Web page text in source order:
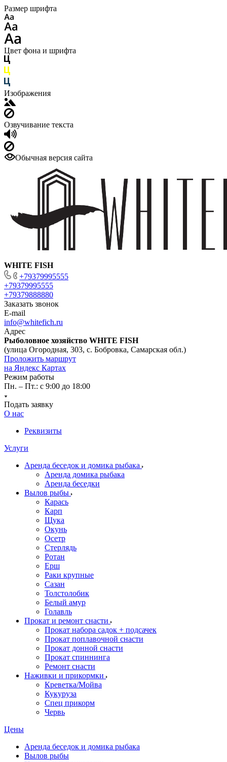
Размер шрифта
Цвет фона и шрифта
Изображения
Озвучивание текста
Обычная версия сайта
WHITE FISH
+79379995555
+79379995555
+79379888880
Заказать звонок
E-mail
info@whitefich.ru
Адрес
Рыболовное хозяйство WHITE FISH
(улица Огородная, 303, с. Бобровка, Самарская обл.)
Проложить маршрут
на Яндекс Картах
Режим работы
Пн. – Пт.: с 9:00 до 18:00
Подать заявку
О нас
Реквизиты
Услуги
Аренда беседок и домика рыбака
Аренда домика рыбака
Аренда беседки
Вылов рыбы
Карась
Карп
Щука
Окунь
Осетр
Стерлядь
Ротан
Ерш
Раки крупные
Сазан
Толстолобик
Белый амур
Голавль
Прокат и ремонт снасти
Прокат набора садок + подсачек
Прокат поплавочной снасти
Прокат донной снасти
Прокат спиннинга
Ремонт снасти
Наживки и прикормки
Креветка/Мойва
Кукуруза
Спец прикорм
Червь
Цены
Аренда беседок и домика рыбака
Вылов рыбы